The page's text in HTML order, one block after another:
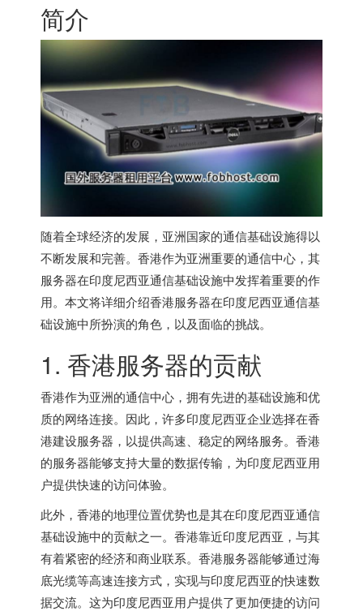
简介
随着全球经济的发展，亚洲国家的通信基础设施得以
不断发展和完善。香港作为亚洲重要的通信中心，其
服务器在印度尼西亚通信基础设施中发挥着重要的作
用。本文将详细介绍香港服务器在印度尼西亚通信基
础设施中所扮演的角色，以及面临的挑战。
1. 香港服务器的贡献
香港作为亚洲的通信中心，拥有先进的基础设施和优
质的网络连接。因此，许多印度尼西亚企业选择在香
港建设服务器，以提供高速、稳定的网络服务。香港
的服务器能够支持大量的数据传输，为印度尼西亚用
户提供快速的访问体验。
此外，香港的地理位置优势也是其在印度尼西亚通信
基础设施中的贡献之一。香港靠近印度尼西亚，与其
有着紧密的经济和商业联系。 香港服务器能够通过海
底光缆等高速连接方式，实现与印度尼西亚的快速数
据交流。这为印度尼西亚用户提供了更加便捷的访问